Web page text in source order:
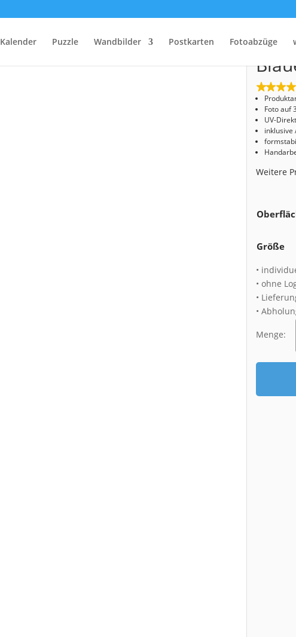
Kalender Puzzle Wandbilder Postkarten Fotoabzüge
Start/Shop/Alu-Dibond/ Alu-Dibond (00911) Blaues
Alu-
Foto auf
UV-
inklusive
Weitere
Größe
•
• ohne
•
•
Menge: